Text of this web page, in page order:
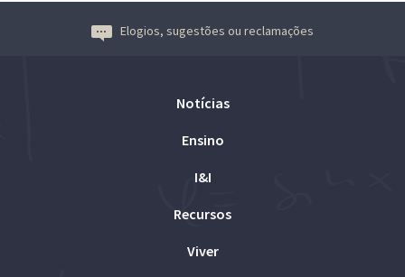
Elogios, sugestões ou reclamações
Notícias
Ensino
I&I
Recursos
Viver